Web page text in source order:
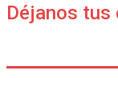
Déjanos tus